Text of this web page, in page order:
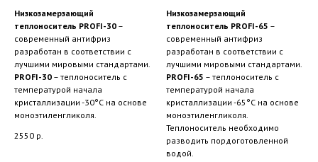
Низкозамерзающий
теплоноситель PROFI-30 –
современный антифриз
разработан в соответствии с
лучшими мировыми стандартами.
PROFI-30 – теплоноситель с
температурой начала
кристаллизации -30°С на основе
моноэтиленгликоля.
2550 р.
Низкозамерзающий
теплоноситель PROFI-65 –
современный антифриз
разработан в соответствии с
лучшими мировыми стандартами.
PROFI-65 – теплоноситель с
температурой начала
кристаллизации -65°С на основе
моноэтиленгликоля.
Теплоноситель необходимо
разводить пордоготовленной
водой.